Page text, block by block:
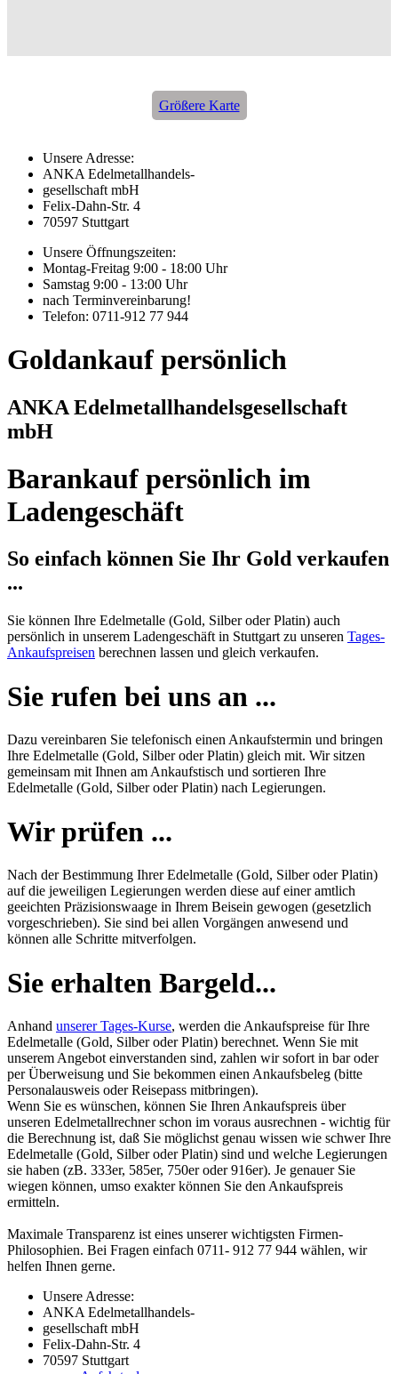
Größere Karte
Unsere Adresse:
ANKA Edelmetallhandels-
gesellschaft mbH
Felix-Dahn-Str. 4
70597 Stuttgart
Unsere Öffnungszeiten:
Montag-Freitag 9:00 - 18:00 Uhr
Samstag 9:00 - 13:00 Uhr
nach Terminvereinbarung!
Telefon: 0711-912 77 944
Goldankauf persönlich
ANKA Edelmetallhandelsgesellschaft
mbH
Barankauf persönlich im
Ladengeschäft
So einfach können Sie Ihr Gold verkaufen
...
Sie können Ihre Edelmetalle (Gold, Silber oder Platin) auch
persönlich in unserem Ladengeschäft in Stuttgart zu unseren Tages-
Ankaufspreisen berechnen lassen und gleich verkaufen.
Sie rufen bei uns an ...
Dazu vereinbaren Sie telefonisch einen Ankaufstermin und bringen
Ihre Edelmetalle (Gold, Silber oder Platin) gleich mit. Wir sitzen
gemeinsam mit Ihnen am Ankaufstisch und sortieren Ihre
Edelmetalle (Gold, Silber oder Platin) nach Legierungen.
Wir prüfen ...
Nach der Bestimmung Ihrer Edelmetalle (Gold, Silber oder Platin)
auf die jeweiligen Legierungen werden diese auf einer amtlich
geeichten Präzisionswaage in Ihrem Beisein gewogen (gesetzlich
vorgeschrieben). Sie sind bei allen Vorgängen anwesend und
können alle Schritte mitverfolgen.
Sie erhalten Bargeld...
Anhand unserer Tages-Kurse, werden die Ankaufspreise für Ihre
Edelmetalle (Gold, Silber oder Platin) berechnet. Wenn Sie mit
unserem Angebot einverstanden sind, zahlen wir sofort in bar oder
per Überweisung und Sie bekommen einen Ankaufsbeleg (bitte
Personalausweis oder Reisepass mitbringen).
Wenn Sie es wünschen, können Sie Ihren Ankaufspreis über
unseren Edelmetallrechnerschon im voraus ausrechnen - wichtig für
die Berechnung ist, daß Sie möglichst genau wissen wie schwer Ihre
Edelmetalle (Gold, Silber oder Platin) sind und welche Legierungen
sie haben (zB. 333er, 585er, 750er oder 916er). Je genauer Sie
wiegen können, umso exakter können Sie den Ankaufspreis
ermitteln.
Maximale Transparenz ist eines unserer wichtigsten Firmen-
Philosophien. Bei Fragen einfach 0711- 912 77 944 wählen, wir
helfen Ihnen gerne.
Unsere Adresse:
ANKA Edelmetallhandels-
gesellschaft mbH
Felix-Dahn-Str. 4
70597 Stuttgart